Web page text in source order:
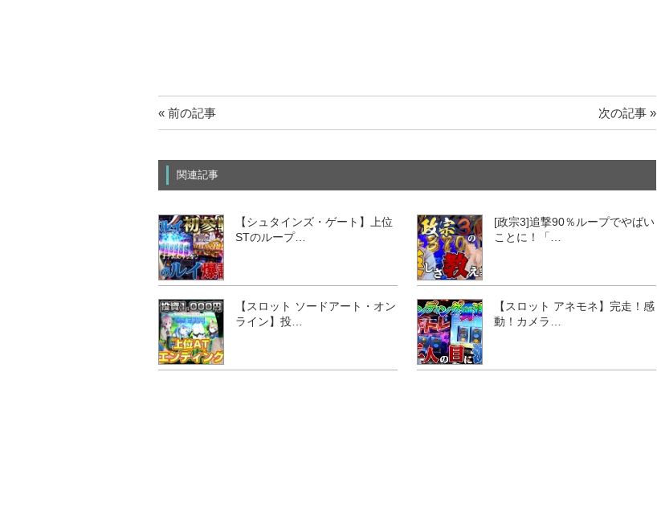
« 前の記事 次の記事 »
関連記事
【シュタインズ・ゲート】上位
STのループ…
[政宗3]追撃90％ループでやばい
ことに！「…
【スロット ソードアート・オン
ライン】投…
【スロット アネモネ】完走！感
動！カメラ…